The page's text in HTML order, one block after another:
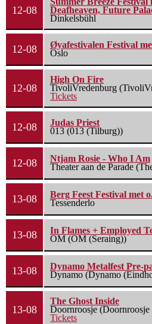
12-08
Deafheaven, Future
Dinkelsbühl
12-08
Øyafestivalen Festival
Oslo
12-08
High On Fire
TivoliVredenburg
Tickets
12-08
Judas Priest
013 (013 (Tilburg))
12-08
Ntjam Rosie - Who I Am
Theater aan de Parade
13-08
Berg Feest Festival met
Tessenderlo
13-08
In Flames + Employed
OM (OM (Seraing))
13-08
Dynamo Metalfest Pre-
Dynamo (Dynamo
13-08
The Ghost Inside
Doornroosje
Tickets